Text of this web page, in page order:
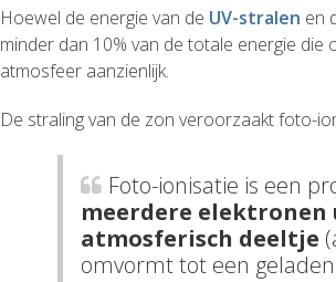
Hoewel de energie van de UV-stralen en
minder dan 10% van de totale energie
atmosfeer aanzienlijk.
De straling van de zon veroorzaakt foto-
Foto-ionisatie is een
meerdere
atmosferisch deeltje
omvormt tot een